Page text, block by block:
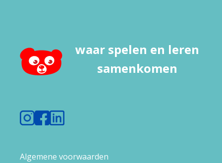
waar spelen en leren
samenkomen
Algemene voorwaarden